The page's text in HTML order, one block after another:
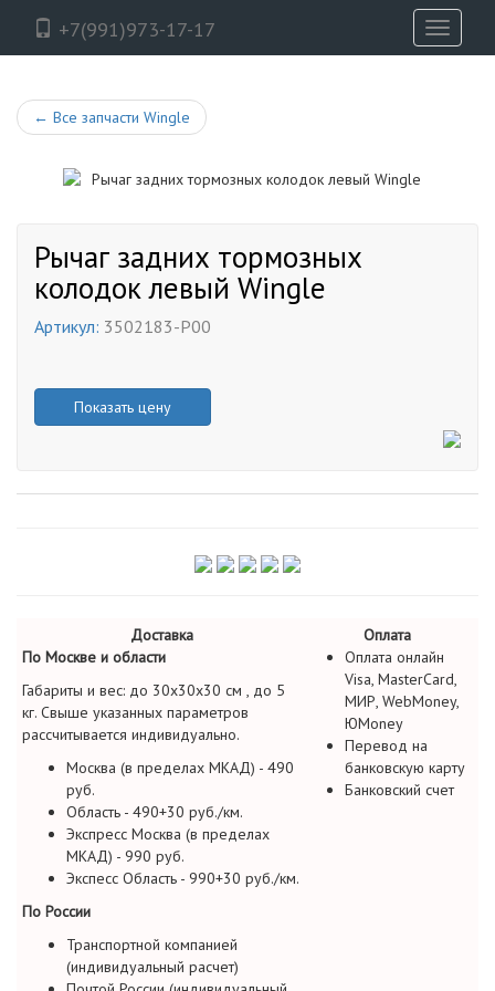
+7(991)973-17-17
Toggle
← Все запчасти Wingle
Рычаг задних тормозных
колодок левый Wingle
Артикул: 3502183-P00
Показать цену
Доставка
Оплата
По Москве и области
Габариты и вес: до 30х30х30 см , до 5
кг. Свыше указанных параметров
рассчитывается индивидуально.
Москва (в пределах МКАД) - 490
руб.
Область - 490+30 руб./км.
Экспресс Москва (в пределах
МКАД) - 990 руб.
Экспесс Область - 990+30 руб./км.
По России
Транспортной компанией
(индивидуальный расчет)
Оплата онлайн
Visa, MasterCard,
МИР, WebMoney,
ЮMoney
Перевод на
банковскую карту
Банковский счет